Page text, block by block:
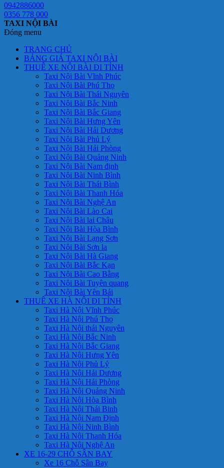
0942886000
0356 778 000
TAXI NỘI BÀI
Đóng menu
TRANG CHỦ
BẢNG GIÁ TAXI NỘI BÀI
THUÊ XE NỘI BÀI ĐI TỈNH
Taxi Nội Bài Vĩnh Phúc
Taxi Nội Bài Phú Thọ
Taxi Nội Bài Thái Nguyên
Taxi Nội Bài Bắc Ninh
Taxi Nội Bài Bắc Giang
Taxi Nội Bài Hưng Yên
Taxi Nội Bài Hải Dương
Taxi Nội Bài Phủ Lý
Taxi Nội Bài Hải Phòng
Taxi Nội Bài Quảng Ninh
Taxi Nội Bài Nam định
Taxi Nội Bài Ninh Bình
Taxi Nội Bài Thái Bình
Taxi Nội Bài Thanh Hóa
Taxi Nội Bài Nghệ An
Taxi Nội Bài Lào Cai
Taxi Nội Bài lai Châu
Taxi Nội Bài Hòa Bình
Taxi Nội Bài Lạng Sơn
Taxi Nội Bài Sơn la
Taxi Nội Bài Hà Giang
Taxi Nội Bài Bắc Kạn
Taxi Nội Bài Cao Bằng
Taxi Nội Bài Tuyên quang
Taxi Nội Bài Yên Bái
THUÊ XE HÀ NỘI ĐI TỈNH
Taxi Hà Nội Vĩnh Phúc
Taxi Hà Nội Phú Thọ
Taxi Hà Nội thái Nguyên
Taxi Hà Nội Bắc Ninh
Taxi Hà Nội Bắc Giang
Taxi Hà Nội Hưng Yên
Taxi Hà Nội Phủ Lý
Taxi Hà Nội Hải Dương
Taxi Hà Nội Hải Phòng
Taxi Hà Nội Quảng Ninh
Taxi Hà Nội Hòa Bình
Taxi Hà Nội Thái Binh
Taxi Hà Nội Nam Định
Taxi Hà Nội Ninh Bình
Taxi Hà Nội Thanh Hóa
Taxi Hà Nội Nghệ An
XE 16-29 CHỖ SÂN BAY
Xe 16 Chỗ Sân Bay